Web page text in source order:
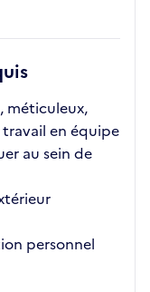
méticuleux,
en équipe
au sein de
personnel